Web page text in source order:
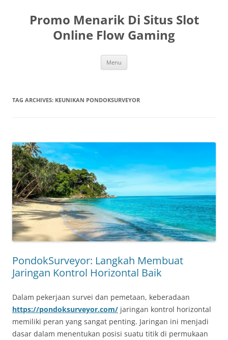
contentPromo Menarik Di Situs Slot
Online Flow Gaming
Menu
TAG ARCHIVES: KEUNIKAN PONDOKSURVEYOR
PondokSurveyor: Langkah Membuat
Jaringan Kontrol Horizontal Baik
Dalam pekerjaan survei dan pemetaan, keberadaan
https://pondoksurveyor.com/ jaringan kontrol horizontal
memiliki peran yang sangat penting. Jaringan ini menjadi
dasar dalam menentukan posisi suatu titik di permukaan